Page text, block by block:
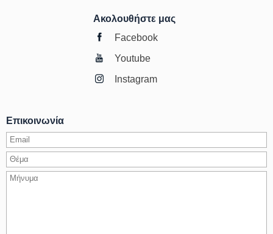
Ακολουθήστε μας
Facebook
Youtube
Instagram
Επικοινωνία